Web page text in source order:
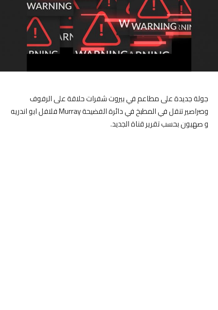
جولة جديدة على مطاعم في بيروت شفرات حلاقة على الرفوف
وصراصير تنقل في المطبخ في دائرة الفضيحة Murray فلافل ابو اندريه
و صهيون بحسب تقرير قناة الجديد.